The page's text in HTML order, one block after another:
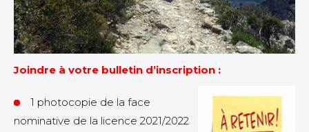
Joindre à votre bulletin d’inscription :
1 photocopie de la face
nominative de la licence 2021/2022